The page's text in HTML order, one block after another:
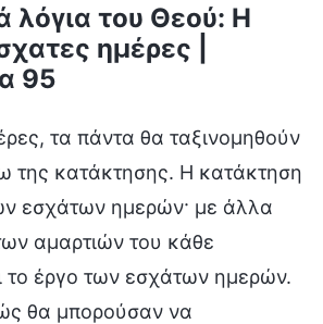
λόγια του Θεού: Η
ημέρες |
95
τα πάντα θα ταξινομηθούν
της κατάκτησης. Η κατάκτηση
εσχάτων ημερών· με άλλα
αμαρτιών του κάθε
το έργο των εσχάτων ημερών.
θα μπορούσαν να